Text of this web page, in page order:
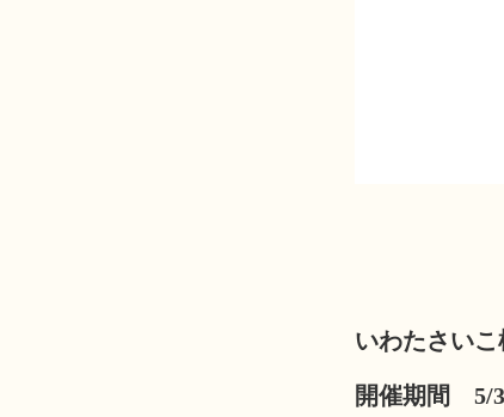
いわたさい
開催期間 5/